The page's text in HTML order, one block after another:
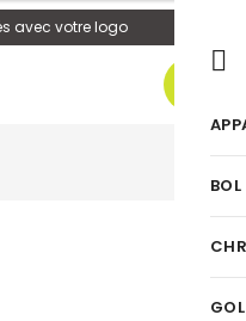
avec votre logo
0
BOL